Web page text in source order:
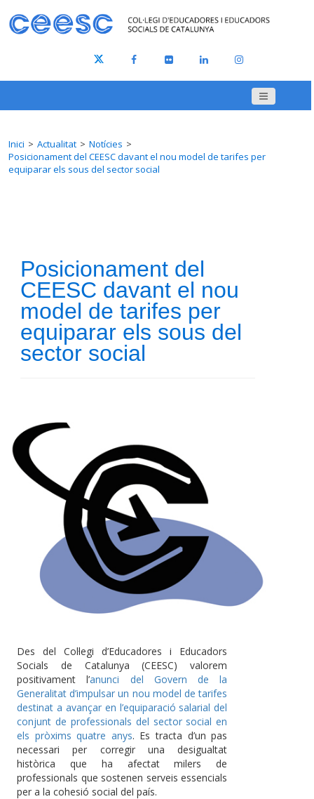
Inici Actualitat
Notícies
Posicionament del CEESC davant el nou model de tarifes per
equiparar els sous del sector social
Posicionament del
CEESC davant el nou
model de tarifes per
equiparar els sous del
sector social
Des del Col·legi d’Educadores i Educadors
Socials de Catalunya (CEESC) valorem
positivament l’anunci del Govern de la
Generalitat d’impulsar un nou model de tarifes
destinat a avançar en l’equiparació salarial del
conjunt de professionals del sector social en
els pròxims quatre anys. Es tracta d’un pas
necessari per corregir una desigualtat
històrica que ha afectat milers de
professionals que sostenen serveis essencials
per a la cohesió social del país.